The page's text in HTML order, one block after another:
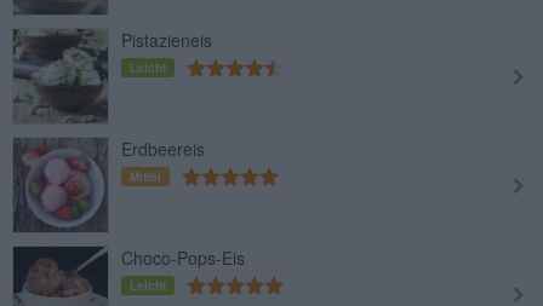
Pistazieneis
Leicht
Erdbeereis
Mittel
Choco-Pops-Eis
Leicht